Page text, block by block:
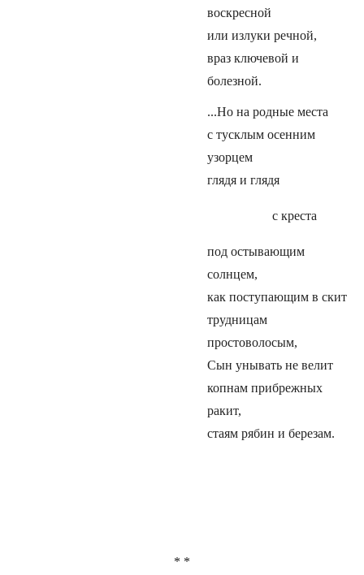
воскресной
или излуки речной,
враз ключевой и
болезной.
...Но на родные места
с тусклым осенним
узорцем
глядя и глядя
с креста
под остывающим
солнцем,
как поступающим в скит
трудницам
простоволосым,
Сын унывать не велит
копнам прибрежных
ракит,
стаям рябин и березам.
* *